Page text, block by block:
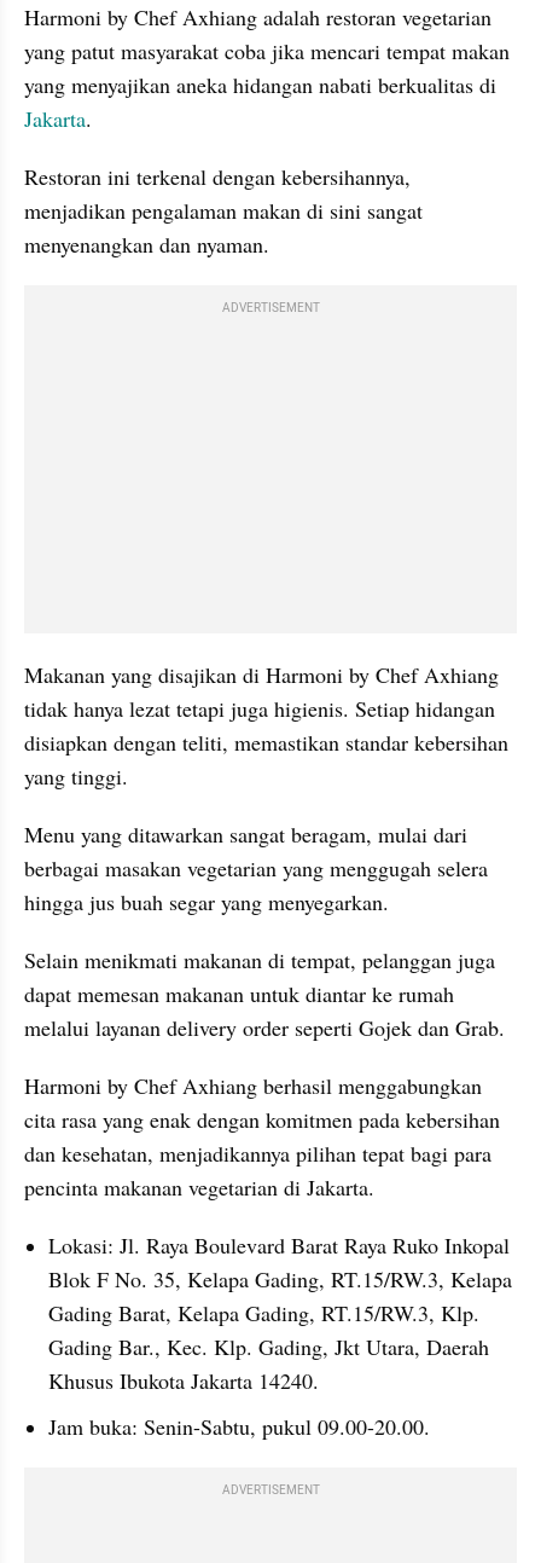
Harmoni by Chef Axhiang adalah restoran vegetarian
yang patut masyarakat coba jika mencari tempat makan
Jakarta.
Restoran ini terkenal dengan kebersihannya,
menjadikan pengalaman makan di sini sangat
menyenangkan dan nyaman.
ADVERTISEMENT
Makanan yang disajikan di Harmoni by Chef Axhiang
tidak hanya lezat tetapi juga higienis. Setiap hidangan
disiapkan dengan teliti, memastikan standar kebersihan
yang tinggi.
Menu yang ditawarkan sangat beragam, mulai dari
berbagai masakan vegetarian yang menggugah selera
hingga jus buah segar yang menyegarkan.
Selain menikmati makanan di tempat, pelanggan juga
dapat memesan makanan untuk diantar ke rumah
melalui layanan delivery order seperti Gojek dan Grab.
Harmoni by Chef Axhiang berhasil menggabungkan
cita rasa yang enak dengan komitmen pada kebersihan
dan kesehatan, menjadikannya pilihan tepat bagi para
pencinta makanan vegetarian di Jakarta.
Lokasi: Jl. Raya Boulevard Barat Raya Ruko Inkopal
Blok F No. 35, Kelapa Gading, RT.15/RW.3, Kelapa
Gading Barat, Kelapa Gading, RT.15/RW.3, Klp.
Gading Bar., Kec. Klp. Gading, Jkt Utara, Daerah
Khusus Ibukota Jakarta 14240.
Jam buka: Senin-Sabtu, pukul 09.00-20.00.
ADVERTISEMENT